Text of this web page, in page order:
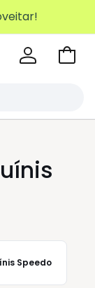
Ir
Speedo